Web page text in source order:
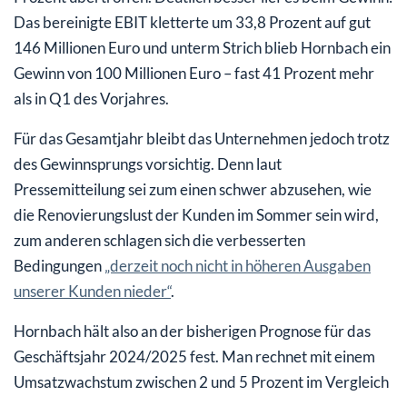
Das bereinigte EBIT kletterte um 33,8 Prozent auf gut
146 Millionen Euro und unterm Strich blieb Hornbach ein
Gewinn von 100 Millionen Euro – fast 41 Prozent mehr
als in Q1 des Vorjahres.
Für das Gesamtjahr bleibt das Unternehmen jedoch trotz
des Gewinnsprungs vorsichtig. Denn laut
Pressemitteilung sei zum einen schwer abzusehen, wie
die Renovierungslust der Kunden im Sommer sein wird,
zum anderen schlagen sich die verbesserten
Bedingungen„derzeit noch nicht in höheren Ausgaben
unserer Kunden nieder“.
Hornbach hält also an der bisherigen Prognose für das
Geschäftsjahr 2024/2025 fest. Man rechnet mit einem
Umsatzwachstum zwischen 2 und 5 Prozent im Vergleich